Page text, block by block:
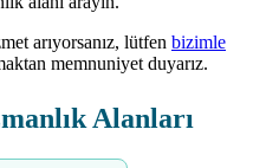
arıyorsanız, lütfen bizimle
memnuniyet duyarız.
Alanları